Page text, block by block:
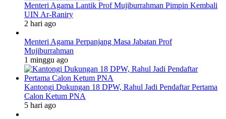
Menteri Agama Lantik Prof Mujiburrahman Pimpin Kembali
UIN Ar-Raniry
2 hari ago
Menteri Agama Perpanjang Masa Jabatan Prof
Mujiburrahman
1 minggu ago
Kantongi Dukungan 18 DPW, Rahul Jadi Pendaftar Pertama
Calon Ketum PNA
5 hari ago